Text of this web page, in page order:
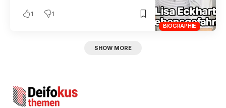
BIOGRAPHIE
1 1
SHOW MORE